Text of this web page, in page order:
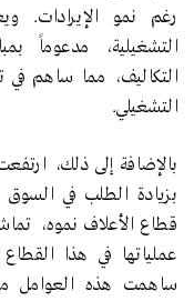
رغم نمو الإيرادات.
التشغيلية، مدعوماً
التكاليف، مما ساهم
التشغيلي.
بزيادة الطلب في
قطاع الأعلاف نموه،
عملياتها في هذا
ساهمت هذه العوامل